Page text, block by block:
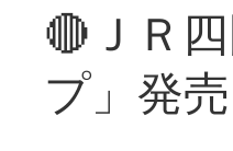
🔴ＪＲ
プ」発売